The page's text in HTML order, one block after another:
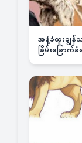
အနံ့ခံထူးချွ
ခြိမ်းခြော